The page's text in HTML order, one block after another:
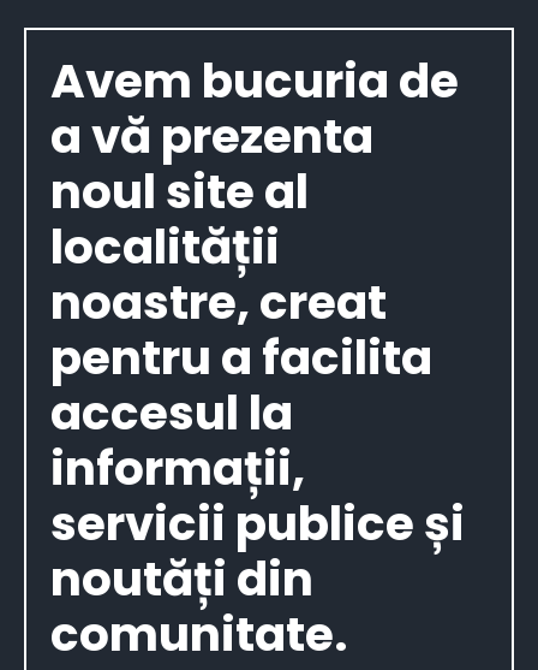
Avem bucuria de
a vă prezenta
noul site al
localității
noastre, creat
pentru a facilita
accesul la
informații,
servicii publice și
noutăți din
comunitate.